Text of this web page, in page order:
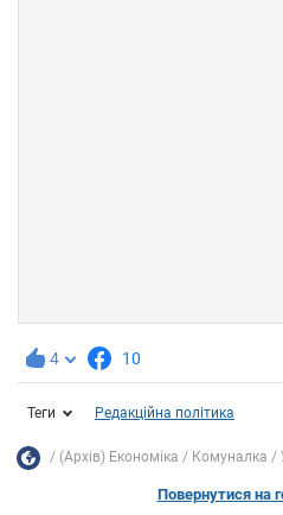
4 10
Теги Редакційна політика
(Архів) Економіка Комуналка
Повернутися на